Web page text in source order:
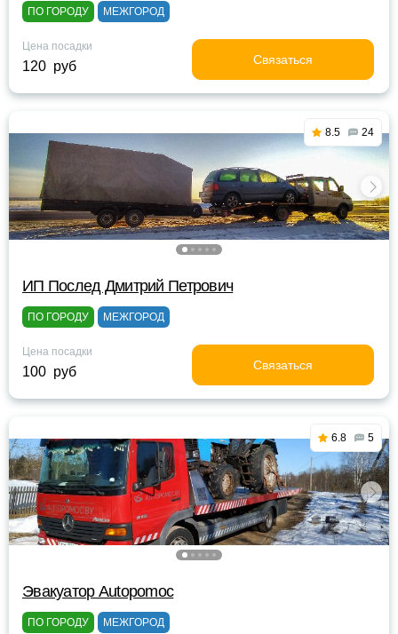
ПО ГОРОДУ МЕЖГОРОД
Цена посадки
120 руб Связаться
8.5 24
ИП Послед Дмитрий Петрович
ПО ГОРОДУ МЕЖГОРОД
Цена посадки
100 руб Связаться
6.8 5
Эвакуатор Autopomoc
ПО ГОРОДУ МЕЖГОРОД